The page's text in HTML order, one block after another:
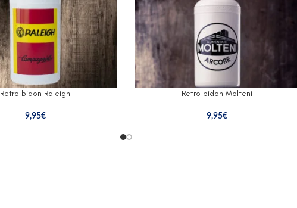
Retro bidon Raleigh
9,95€
Retro bidon Molteni
9,95€